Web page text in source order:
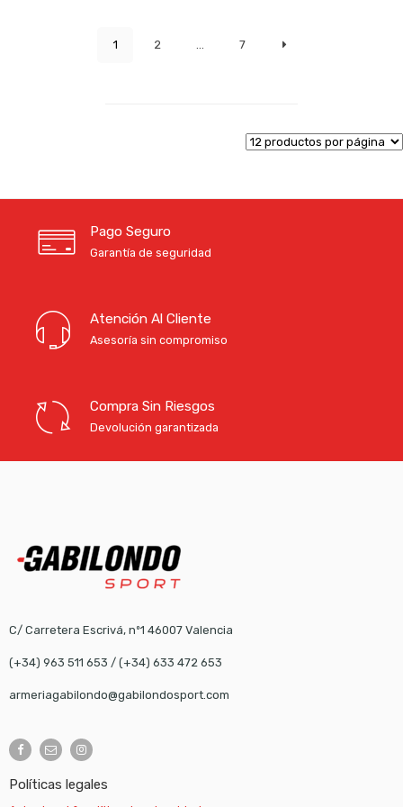
1 2 … 7
Pago Seguro
Garantía de seguridad
Atención Al Cliente
Asesoría sin compromiso
Compra Sin Riesgos
Devolución garantizada
C/ Carretera Escrivá, nº1 46007 Valencia
(+34) 963 511 653 / (+34) 633 472 653
armeriagabilondo@gabilondosport.com
Políticas legales